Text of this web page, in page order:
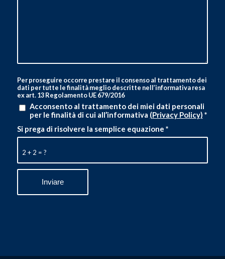
Per proseguire occorre prestare il consenso al trattamento dei
dati per tutte le finalità meglio descritte nell’informativa resa
ex art. 13 Regolamento UE 679/2016
Acconsento al trattamento dei miei dati personali
per le finalità di cui all’informativa (Privacy Policy) *
2 + 2 = ?
Si prega di risolvere la semplice equazione *